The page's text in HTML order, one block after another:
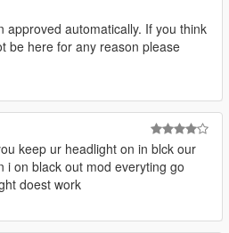
approved automatically. If you think
be here for any reason please
keep ur headlight on in blck our
i on black out mod everyting go
doest work